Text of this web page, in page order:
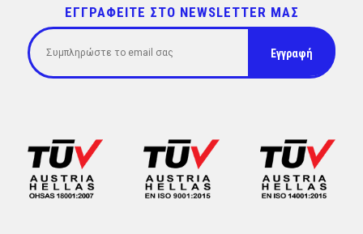
ΕΓΓΡΑΦΕΙΤΕ ΣΤΟ NEWSLETTER ΜΑΣ